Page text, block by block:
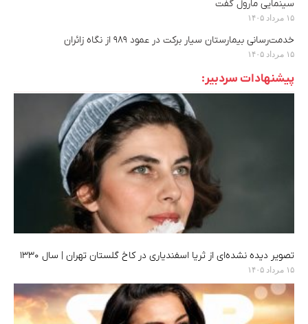
سینمایی مارول گفت
۱۵ مرداد ۱۴۰۵
خدمت‌رسانی بیمارستان سیار برکت در عمود ۹۸۹ از نگاه زائران
۱۵ مرداد ۱۴۰۵
پیشنهادات سردبیر:
تصویر دیده‌ نشده‌ای از ثریا اسفندیاری در کاخ گلستان تهران | سال ۱۳۳۰
۱۵ مرداد ۱۴۰۵